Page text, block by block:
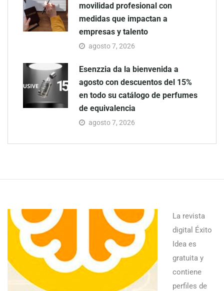
movilidad profesional con
medidas que impactan a
empresas y talento
agosto 7, 2026
Esenzzia da la bienvenida a
agosto con descuentos del 15%
en todo su catálogo de perfumes
de equivalencia
agosto 7, 2026
La revista
digital Éxito
Idea es
gratuita y
contiene
perfiles de